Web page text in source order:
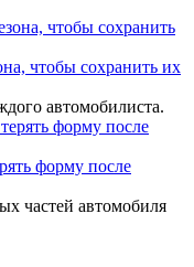
чтобы сохранить их
автомобилиста.
форму после
частей автомобиля